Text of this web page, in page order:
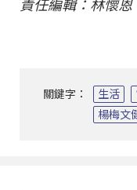
責任編輯：林懷恩
關鍵字： 生活
楊梅文